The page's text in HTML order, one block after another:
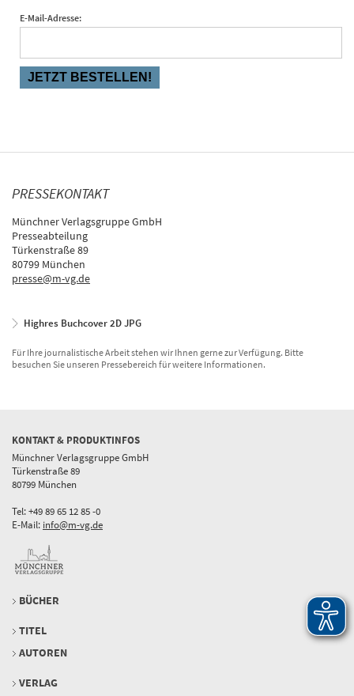
E-Mail-Adresse:
PRESSEKONTAKT
Münchner Verlagsgruppe GmbH
Presseabteilung
Türkenstraße 89
80799 München
presse@m-vg.de
Highres Buchcover 2D JPG
Für Ihre journalistische Arbeit stehen wir Ihnen gerne zur Verfügung. Bitte
besuchen Sie unseren Pressebereich für weitere Informationen.
KONTAKT & PRODUKTINFOS
Münchner Verlagsgruppe GmbH
Türkenstraße 89
80799 München
Tel: +49 89 65 12 85 -0
E-Mail: info@m-vg.de
BÜCHER
TITEL
AUTOREN
VERLAG